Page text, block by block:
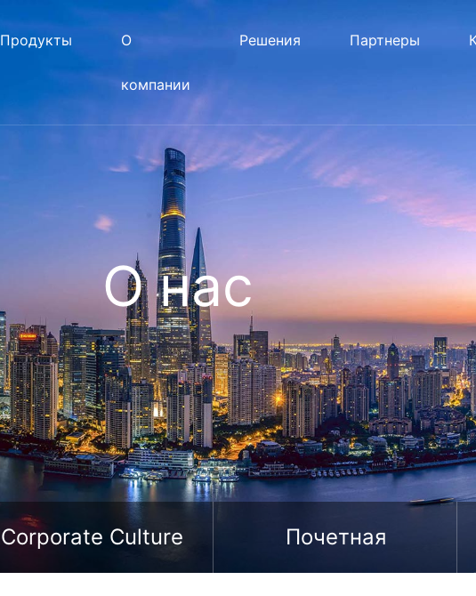
Продукты О
компании
Решения Партнеры
О нас
скольжение вниз
Corporate Culture Почетная